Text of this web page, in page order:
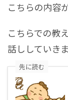
こちらの内容
こちらでの教
話ししていきま
先に読む